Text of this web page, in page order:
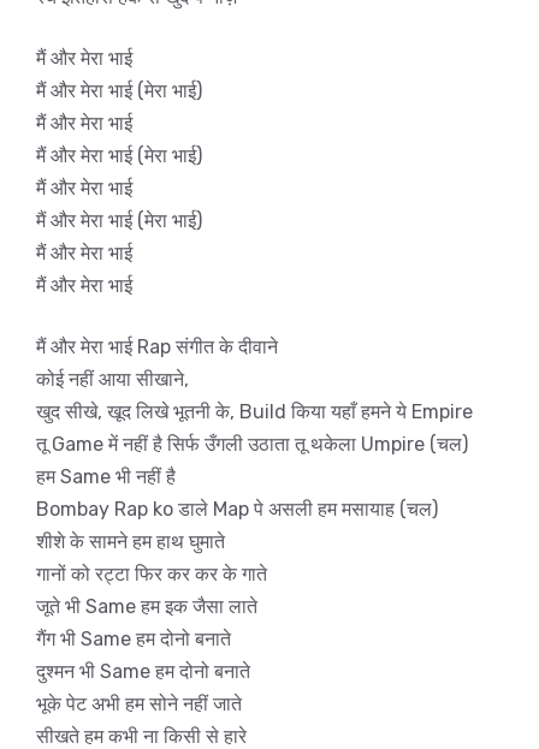
मैं और मेरा भाई
मैं और मेरा भाई (मेरा भाई)
मैं और मेरा भाई
मैं और मेरा भाई (मेरा भाई)
मैं और मेरा भाई
मैं और मेरा भाई (मेरा भाई)
मैं और मेरा भाई
मैं और मेरा भाई
मैं और मेरा भाई Rap संगीत के दीवाने
कोई नहीं आया सीखाने,
खुद सीखे, खूद लिखे भूतनी के, Build किया यहाँ हमने ये Empire
तू Game में नहीं है सिर्फ उँगली उठाता तू थकेला Umpire (चल)
हम Same भी नहीं है
Bombay Rap ko डाले Map पे असली हम मसायाह (चल)
शीशे के सामने हम हाथ घुमाते
गानों को रट्टा फिर कर कर के गाते
जूते भी Same हम इक जैसा लाते
गैंग भी Same हम दोनो बनाते
दुश्मन भी Same हम दोनो बनाते
भूके पेट अभी हम सोने नहीं जाते
सीखते हम कभी ना किसी से हारे